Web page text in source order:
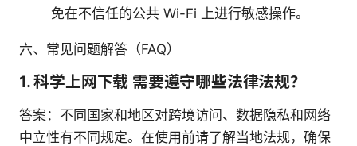
免在不信任的公共 Wi-Fi 上进行敏感操作。
六、常见问题解答（FAQ）
1. 科学上网下载 需要遵守哪些法律法规？
答案：不同国家和地区对跨境访问、数据隐私和网络
中立性有不同规定。在使用前请了解当地法规，确保